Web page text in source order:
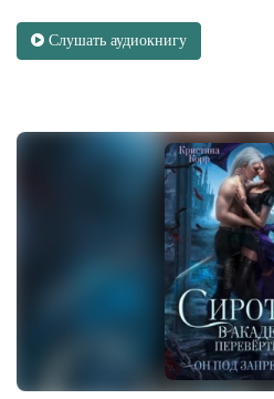
Слушать аудиокнигу